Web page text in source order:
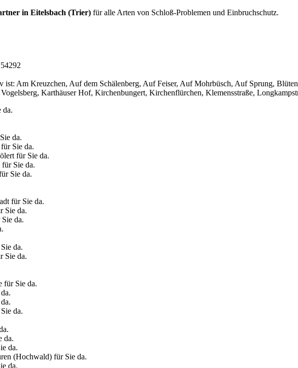
in Eitelsbach (Trier) für alle Arten von Schloß-Problemen und Einbruchschutz.
ist: Am Kreuzchen, Auf dem Schälenberg, Auf Feiser, Auf Mohrbüsch, Auf Sprung,
Karthäuser Hof, Kirchenbungert, Kirchenflürchen, Klemensstraße,
da.
da.
Sie da.
für Sie da.
Sie da.
Sie da.
für Sie da.
Sie da.
da.
da.
Sie da.
für Sie da.
da.
da.
da.
(Hochwald) für Sie da.
da.